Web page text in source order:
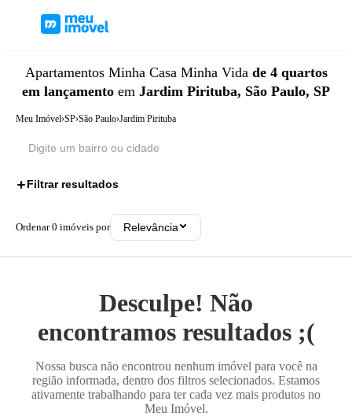
Apartamentos Minha Casa Minha Vida de 4 quartos
em lançamento em Jardim Pirituba, São Paulo, SP
Meu Imóvel›SP›São Paulo›Jardim Pirituba
Filtrar resultados
Ordenar0 imóveis por Relevância
Desculpe! Não
encontramos resultados ;(
Nossa busca não encontrou nenhum imóvel para você na
região informada, dentro dos filtros selecionados. Estamos
ativamente trabalhando para ter cada vez mais produtos no
Meu Imóvel.